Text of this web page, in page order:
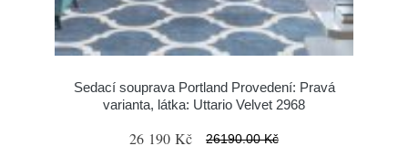
Sedací souprava Portland Provedení: Pravá
varianta, látka: Uttario Velvet 2968
26 190 Kč 26190.00 Kč